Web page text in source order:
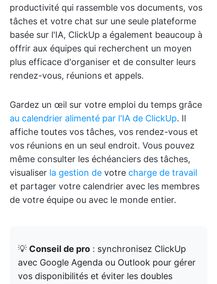
productivité qui rassemble vos documents, vos
tâches et votre chat sur une seule plateforme
basée sur l'IA, ClickUp a également beaucoup à
offrir aux équipes qui recherchent un moyen
plus efficace d'organiser et de consulter leurs
rendez-vous, réunions et appels.
Gardez un œil sur votre emploi du temps grâce
au calendrier alimenté par l'IA de ClickUp. Il
affiche toutes vos tâches, vos rendez-vous et
vos réunions en un seul endroit. Vous pouvez
même consulter les échéanciers des tâches,
visualiser la gestion de votre charge de travail
et partager votre calendrier avec les membres
de votre équipe ou avec le monde entier.
💡 Conseil de pro : synchronisez ClickUp
avec Google Agenda ou Outlook pour gérer
vos disponibilités et éviter les doubles